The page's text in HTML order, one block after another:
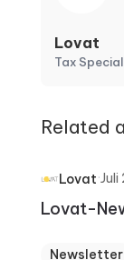
Lovat
Tax
Related
Lovat·Juli
Lovat-
Newsletter